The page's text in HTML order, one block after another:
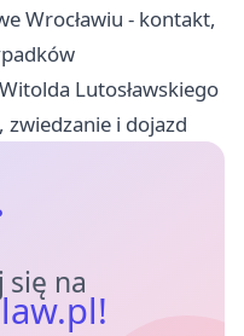
Wrocławiu - kontakt,
Lutosławskiego
zwiedzanie i dojazd
się na